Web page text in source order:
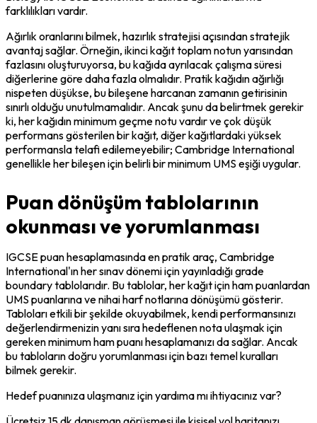
farklılıkları vardır.
Ağırlık oranlarını bilmek, hazırlık stratejisi açısından stratejik
avantaj sağlar. Örneğin, ikinci kağıt toplam notun yarısından
fazlasını oluşturuyorsa, bu kağıda ayrılacak çalışma süresi
diğerlerine göre daha fazla olmalıdır. Pratik kağıdın ağırlığı
nispeten düşükse, bu bileşene harcanan zamanın getirisinin
sınırlı olduğu unutulmamalıdır. Ancak şunu da belirtmek gerekir
ki, her kağıdın minimum geçme notu vardır ve çok düşük
performans gösterilen bir kağıt, diğer kağıtlardaki yüksek
performansla telafi edilemeyebilir; Cambridge International
genellikle her bileşen için belirli bir minimum UMS eşiği uygular.
Puan dönüşüm tablolarının
okunması ve yorumlanması
IGCSE puan hesaplamasında en pratik araç, Cambridge
International'ın her sınav dönemi için yayınladığı grade
boundary tablolarıdır. Bu tablolar, her kağıt için ham puanlardan
UMS puanlarına ve nihai harf notlarına dönüşümü gösterir.
Tabloları etkili bir şekilde okuyabilmek, kendi performansınızı
değerlendirmenizin yanı sıra hedeflenen nota ulaşmak için
gereken minimum ham puanı hesaplamanızı da sağlar. Ancak
bu tabloların doğru yorumlanması için bazı temel kuralları
bilmek gerekir.
Hedef puanınıza ulaşmanız için yardıma mı ihtiyacınız var?